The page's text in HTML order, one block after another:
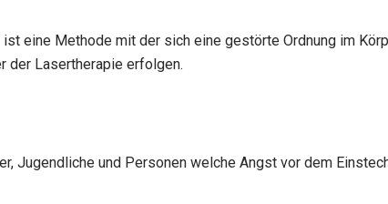
eine Methode mit der sich eine gestörte Ordnung im
der Lasertherapie erfolgen.
Jugendliche und Personen welche Angst vor dem